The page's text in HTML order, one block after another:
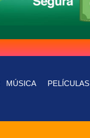
MÚSICA PELÍCULAS